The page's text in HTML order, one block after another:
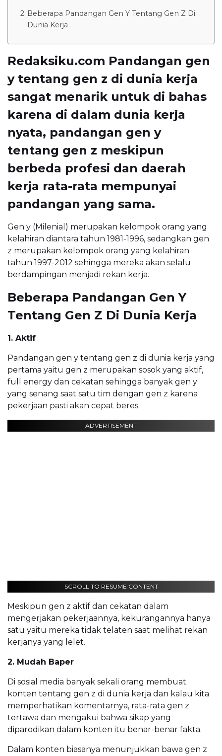
Beberapa Pandangan Gen Y Tentang Gen Z Di
Dunia Kerja
Redaksiku.com Pandangan gen
y tentang gen z di dunia kerja
sangat menarik untuk di bahas
karena di dalam dunia kerja
nyata, pandangan gen y
tentang gen z meskipun
berbeda profesi dan daerah
kerja rata-rata mempunyai
pandangan yang sama.
Gen y (Milenial) merupakan kelompok orang yang
kelahiran diantara tahun 1981-1996, sedangkan gen
z merupakan kelompok orang yang kelahiran
tahun 1997-2012 sehingga mereka akan selalu
berdampingan menjadi rekan kerja.
Beberapa Pandangan Gen Y
Tentang Gen Z Di Dunia Kerja
1. Aktif
Pandangan gen y tentang gen z di dunia kerja yang
pertama yaitu gen z merupakan sosok yang aktif,
full energy dan cekatan sehingga banyak gen y
yang senang saat satu tim dengan gen z karena
pekerjaan pasti akan cepat beres.
ADVERTISEMENT
SCROLL TO RESUME CONTENT
Meskipun gen z aktif dan cekatan dalam
mengerjakan pekerjaannya, kekurangannya hanya
satu yaitu mereka tidak telaten saat melihat rekan
kerjanya yang lelet.
2. Mudah Baper
Di sosial media banyak sekali orang membuat
konten tentang gen z di dunia kerja dan kalau kita
memperhatikan komentarnya, rata-rata gen z
tertawa dan mengakui bahwa sikap yang
diparodikan dalam konten itu benar-benar fakta.
Dalam konten biasanya menunjukkan bawa gen z